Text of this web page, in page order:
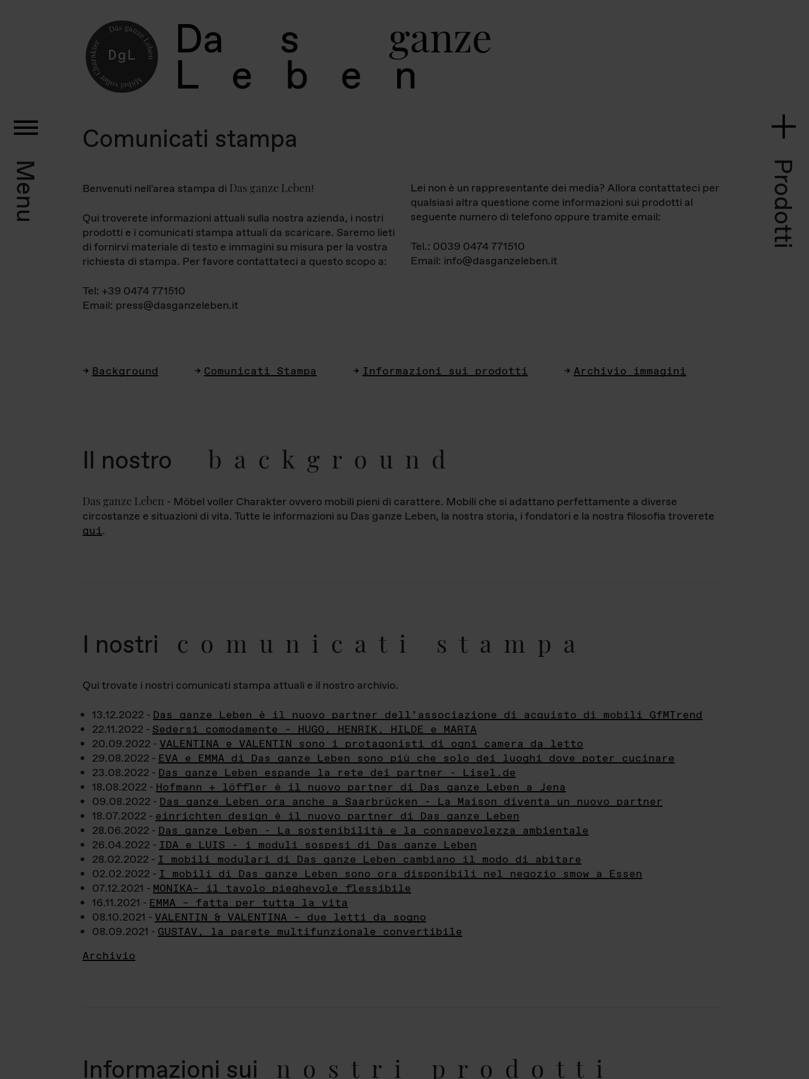
Da s ganz
L e b e
Menu Prodotti
Comunicati stampa
Benvenuti nell'area stampa di Das ganze Leben!
Qui troverete informazioni attuali sulla nostra azienda, i nostri
prodotti e i comunicati stampa attuali da scaricare. Saremo lieti
di fornirvi materiale di testo e immagini su misura per la vostra
richiesta di stampa. Per favore contattateci a questo scopo a:
Tel: +39 0474 771510
Email: press@dasganzeleben.it
Lei non è un rappresentante dei media? Allora contattateci per
qualsiasi altra questione come informazioni sui prodotti al
seguente numero di telefono oppure tramite email:
Tel.: 0039 0474 771510
Email: info@dasganzeleben.it
Background Comunicati Stampa Informazioni sui prodotti Archivio immagini
Il nostro background
Das ganze Leben - Möbel voller Charakter ovvero mobili pieni di carattere. Mobili che si adattano perfettamente a diverse
circostanze e situazioni di vita. Tutte le informazioni su Das ganze Leben, la nostra storia, i fondatori e la nostra filosofia troverete
qui.
I nostri comunicati stampa
Qui trovate i nostri comunicati stampa attuali e il nostro archivio.
13.12.2022 - Das ganze Leben è il nuovo partner dell’associazione di acquisto di mobili GfMTrend
22.11.2022 - Sedersi comodamente – HUGO, HENRIK, HILDE e MARTA
20.09.2022 - VALENTINA e VALENTIN sono i protagonisti di ogni camera da letto
29.08.2022 - EVA e EMMA di Das ganze Leben sono più che solo dei luoghi dove poter cucinare
23.08.2022 - Das ganze Leben espande la rete dei partner - Lisel.de
18.08.2022 - Hofmann + löffler è il nuovo partner di Das ganze Leben a Jena
09.08.2022 - Das ganze Leben ora anche a Saarbrücken - La Maison diventa un nuovo partner
18.07.2022 - einrichten design è il nuovo partner di Das ganze Leben
28.06.2022 - Das ganze Leben - La sostenibilità e la consapevolezza ambientale
26.04.2022 - IDA e LUIS - i moduli sospesi di Das ganze Leben
28.02.2022 - I mobili modulari di Das ganze Leben cambiano il modo di abitare
02.02.2022 - I mobili di Das ganze Leben sono ora disponibili nel negozio smow a Essen
07.12.2021 - MONIKA– il tavolo pieghevole flessibile
16.11.2021 - EMMA – fatta per tutta la vita
08.10.2021 - VALENTIN & VALENTINA – due letti da sogno
08.09.2021 - GUSTAV, la parete multifunzionale convertibile
Archivio
Informazioni sui nostri prodotti